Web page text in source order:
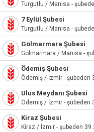
Turgutlu / Manisa -
7 Eylül Şubesi
Turgutlu / Manisa -
Gölmarmara Şubesi
Gölmarmara / Manisa -
Ödemiş Şubesi
Ödemiş / İzmir - şubeden
Ulus Meydanı Şubesi
Ödemiş / İzmir - şubeden
Kiraz Şubesi
Kiraz / İzmir - şubeden